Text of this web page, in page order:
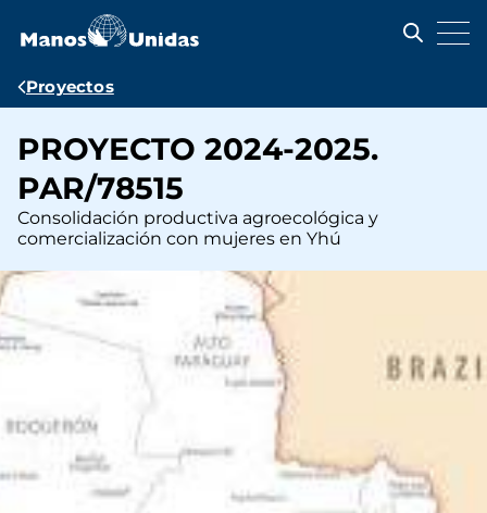
contenido
Ruta
navegación
Proyectos
PROYECTO 2024-2025.
PAR/78515
Consolidación productiva agroecológica y
comercialización con mujeres en Yhú